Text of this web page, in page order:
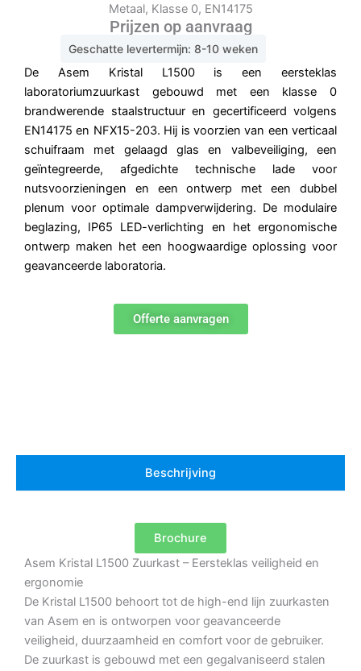
Metaal, Klasse 0, EN14175
Prijzen op aanvraag
Geschatte levertermijn: 8-10 weken
De Asem Kristal L1500 is een eersteklas
laboratoriumzuurkast gebouwd met een klasse 0
brandwerende staalstructuur en gecertificeerd volgens
EN14175 en NFX15-203. Hij is voorzien van een verticaal
schuifraam met gelaagd glas en valbeveiliging, een
geïntegreerde, afgedichte technische lade voor
nutsvoorzieningen en een ontwerp met een dubbel
plenum voor optimale dampverwijdering. De modulaire
beglazing, IP65 LED-verlichting en het ergonomische
ontwerp maken het een hoogwaardige oplossing voor
geavanceerde laboratoria.
Offerte aanvragen
Beschrijving
Brochure
Asem Kristal L1500 Zuurkast – Eersteklas veiligheid en
ergonomie
De Kristal L1500 behoort tot de high-end lijn zuurkasten
van Asem en is ontworpen voor geavanceerde
veiligheid, duurzaamheid en comfort voor de gebruiker.
De zuurkast is gebouwd met een gegalvaniseerd stalen